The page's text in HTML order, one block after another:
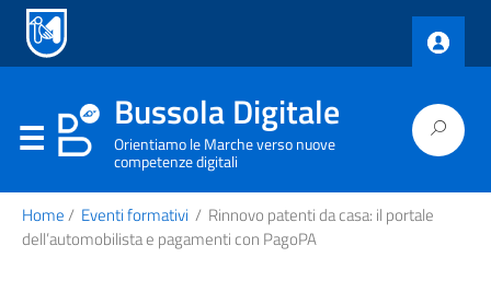
Bussola Digitale
Orientiamo le Marche verso nuove
competenze digitali
Home/ Eventi formativi / Rinnovo patenti da casa: il portale
dell’automobilista e pagamenti con PagoPA